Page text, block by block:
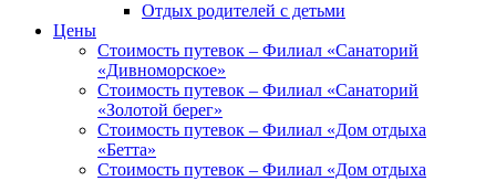
Отдых родителей с детьми
Цены
Стоимость путевок – Филиал «Санаторий
«Дивноморское»
Стоимость путевок – Филиал «Санаторий
«Золотой берег»
Стоимость путевок – Филиал «Дом отдыха
«Бетта»
Стоимость путевок – Филиал «Дом отдыха